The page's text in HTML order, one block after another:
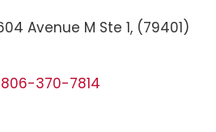
Avenue M Ste 1, (79401)
806-370-7814